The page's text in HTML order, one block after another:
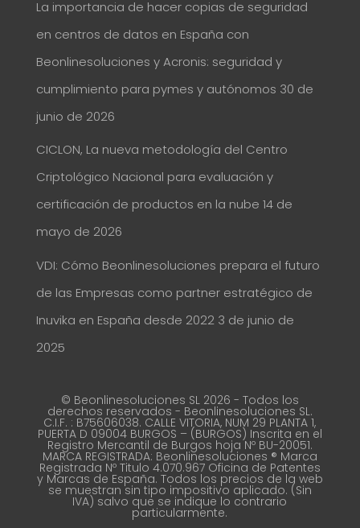
La importancia de hacer copias de seguridad
en centros de datos en España con
Beonlinesoluciones y Acronis: seguridad y
cumplimiento para pymes y autónomos 30 de
junio de 2026
CICLON, La nueva metodología del Centro
Criptológico Nacional para evaluación y
certificación de productos en la nube 14 de
mayo de 2026
VDI: Cómo Beonlinesoluciones prepara el futuro
de las Empresas como partner estratégico de
Inuvika en España desde 2022 3 de junio de
2025
© Beonlinesoluciones SL 2026 - Todos los
derechos reservados - Beonlinesoluciones SL.
C.I.F. : B75606038. CALLE VITORIA, NUM 29 PLANTA 1,
PUERTA D 09004 BURGOS – (BURGOS) Inscrita en el
Registro Mercantil de Burgos hoja Nº BU-20051.
MARCA REGISTRADA: Beonlinesoluciones ® Marca
Registrada Nº Titulo 4.070.967 Oficina de Patentes
y Marcas de España. Todos los precios de la web
se muestran sin tipo impositivo aplicado. (Sin
IVA) salvo que se indique lo contrario
particularmente.